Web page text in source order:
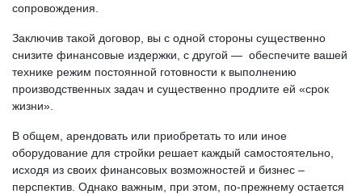
сопровождения.
Заключив такой договор, вы с одной стороны существенно
снизите финансовые издержки, с другой — обеспечите вашей
технике режим постоянной готовности к выполнению
производственных задач и существенно продлите ей «срок
жизни».
В общем, арендовать или приобретать то или иное
оборудование для стройки решает каждый самостоятельно,
исходя из своих финансовых возможностей и бизнес –
перспектив. Однако важным, при этом, по-прежнему остается